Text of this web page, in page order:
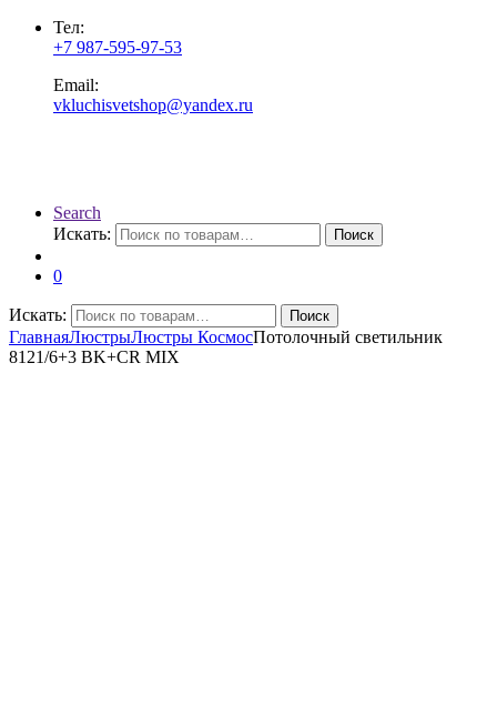
Тел:
+7 987-595-97-53
Email:
vkluchisvetshop@yandex.ru
Search
Искать:
Поиск
0
Искать: Поиск
ГлавнаяЛюстрыЛюстры КосмосПотолочный светильник
8121/6+3 BK+CR MIX